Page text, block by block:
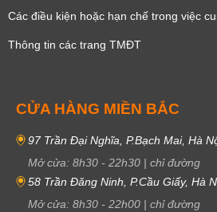
Các điều kiện hoặc hạn chế trong việc
Thông tin các trang TMĐT
CỬA HÀNG MIỀN BẮC
97 Trần Đại Nghĩa, P.Bạch Mai, Hà
Mở cửa: 8h30 - 22h30 | chỉ đường
58 Trần Đăng Ninh, P.Cầu Giấy, Hà
Mở cửa: 8h30 - 22h00 | chỉ đường